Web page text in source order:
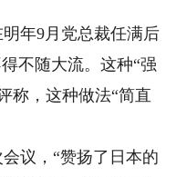
年9月党总裁任满后
不随大流。这种“强
称，这种做法“简直
议，“赞扬了日本的